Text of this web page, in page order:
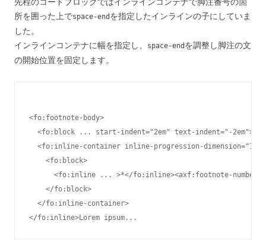
所を囲った上でspace-end を指定したインラインの子にしていま
した。
インラインコンテナに幅を指定し、
space-end を調整し脚注の文
の開始位置を固定します。
<fo:footnote-body>
<fo:block ... start-indent="2em" text-indent="-
<fo:inline-container inline-progression-
    <fo:block>
<fo:inline ... >*</fo:inline><axf:footnote-number-
    </fo:block>
  </fo:inline-container>